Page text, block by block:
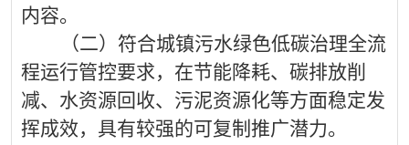
内容。
（二）符合城镇污水绿色低碳治理全流
程运行管控要求，在节能降耗、碳排放削
减、水资源回收、污泥资源化等方面稳定发
挥成效，具有较强的可复制推广潜力。